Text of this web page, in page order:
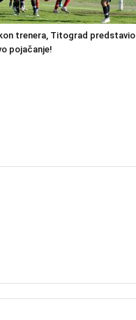
trenera, Titograd predstavio
pojačanje!